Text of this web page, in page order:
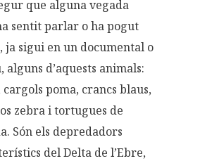
que alguna vegada
sentit parlar o ha pogut
ja sigui en un documental o
alguns d’aquests animals:
cargols poma, crancs blaus,
zebra i tortugues de
Són els depredadors
del Delta de l’Ebre,